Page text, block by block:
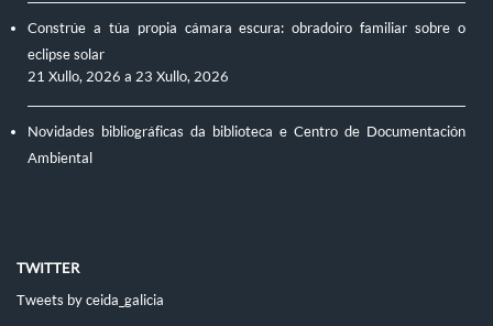
Constrúe a túa propia cámara escura: obradoiro familiar sobre o
eclipse solar
21 Xullo, 2026 a 23 Xullo, 2026
Novidades bibliográficas da biblioteca e Centro de Documentación
Ambiental
TWITTER
Tweets by ceida_galicia